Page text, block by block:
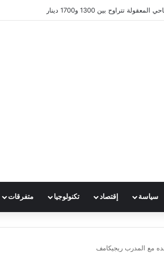
تتراوح بين 1300 و1700 دينار
سياسة إقتصاد تكنولوجيا متفرقات
مع المدرب ريجيكامف